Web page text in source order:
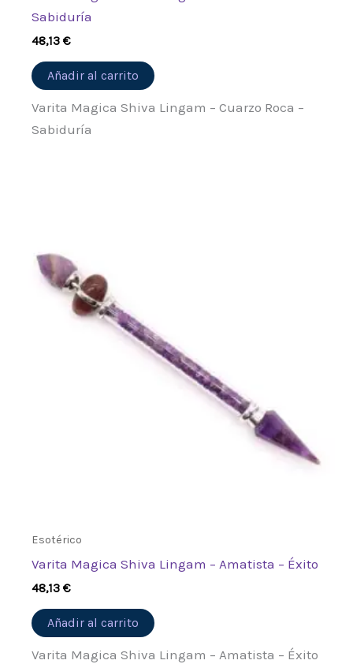
Sabiduría
48,13€
Añadir al carrito
Varita Magica Shiva Lingam – Cuarzo Roca –
Sabiduría
Esotérico
Varita Magica Shiva Lingam – Amatista – Éxito
48,13€
Añadir al carrito
Varita Magica Shiva Lingam – Amatista – Éxito